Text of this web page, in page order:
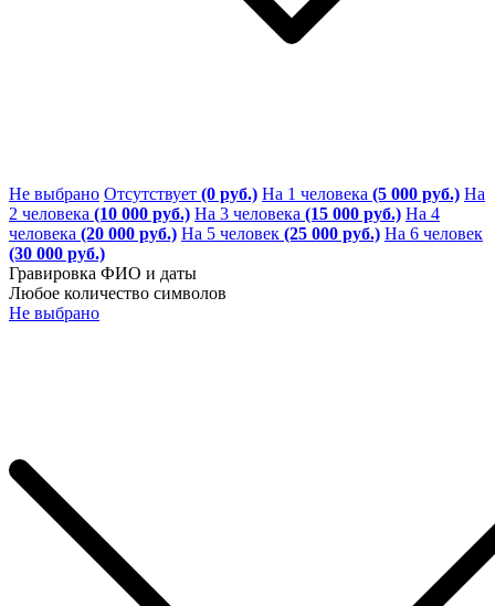
Не выбрано Отсутствует (0 руб.) На 1 человека (5 000 руб.) На
2 человека (10 000 руб.) На 3 человека (15 000 руб.) На 4
человека (20 000 руб.) На 5 человек (25 000 руб.) На 6 человек
(30 000 руб.)
Гравировка ФИО и даты
Любое количество символов
Не выбрано